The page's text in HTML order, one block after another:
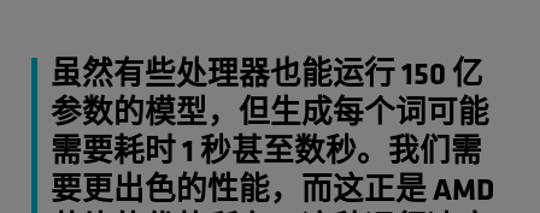
虽然有些处理器也能运行 150 亿
参数的模型，但生成每个词可能
需要耗时 1 秒甚至数秒。我们需
要更出色的性能，而这正是 AMD